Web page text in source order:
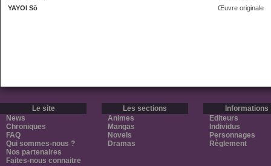
YAYOI Sō
Œuvre originale
Le site
News
Chroniques
FAQ
Qui sommes-nous ?
Nos partenaires
Faites-nous connaitre
Les sections
Animes
Mangas
Novels
Dramas
Informations
Editeurs
Individus
Personnages
Règlement